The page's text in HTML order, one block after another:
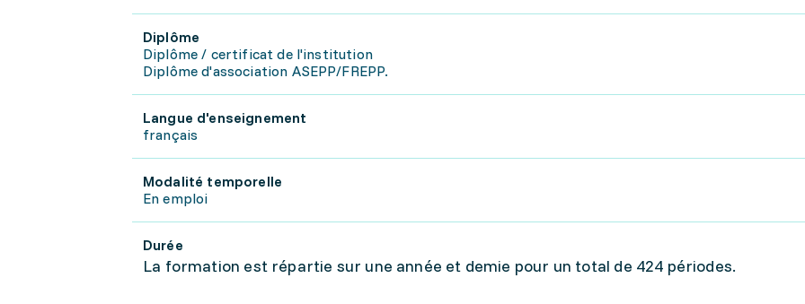
Diplôme
Diplôme / certificat de l'institution
Diplôme d'association ASEPP/FREPP.
Langue d'enseignement
français
Modalité temporelle
En emploi
Durée
La formation est répartie sur une année et demie pour un total de 424 périodes.